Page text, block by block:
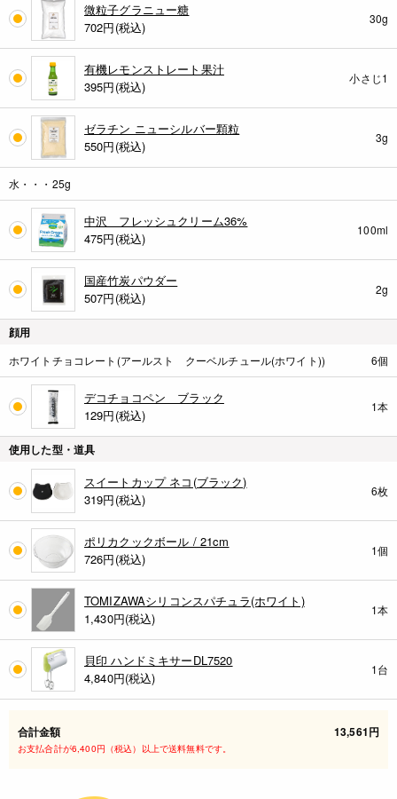
微粒子グラニュー糖
702円(税込)
30g
有機レモンストレート果汁
395円(税込)
小さじ1
ゼラチン ニューシルバー顆粒
550円(税込)
3g
水・・・25g
中沢 フレッシュクリーム36%
475円(税込)
100ml
国産竹炭パウダー
507円(税込)
2g
顔用
ホワイトチョコレート(アールスト クーベルチュール(ホワイト)) 6個
デコチョコペン ブラック
129円(税込)
1本
使用した型・道具
スイートカップ ネコ(ブラック)
319円(税込)
6枚
ポリカクックボール / 21cm
726円(税込)
1個
TOMIZAWAシリコンスパチュラ(ホワイト)
1,430円(税込)
1本
貝印 ハンドミキサーDL7520
4,840円(税込)
1台
合計金額 13,561円
お支払合計が6,400円（税込）以上で送料無料です。